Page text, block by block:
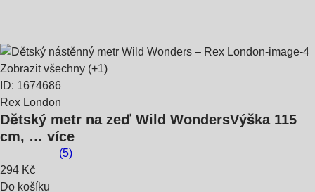
Zobrazit všechny (+1)
ID: 1674686
Rex London
Dětský metr na zeď Wild WondersVýška 115
cm, … více
(5)
294 Kč
Do košíku